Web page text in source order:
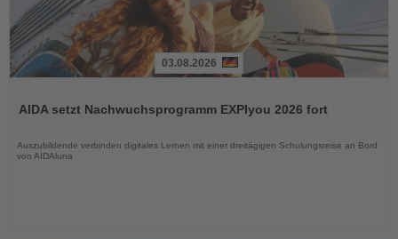
die
03.08.2026
AIDA setzt Nachwuchsprogramm EXPIyou 2026 fort
Auszubildende verbinden digitales Lernen mit einer dreitägigen Schulungsreise an Bord
von AIDAluna